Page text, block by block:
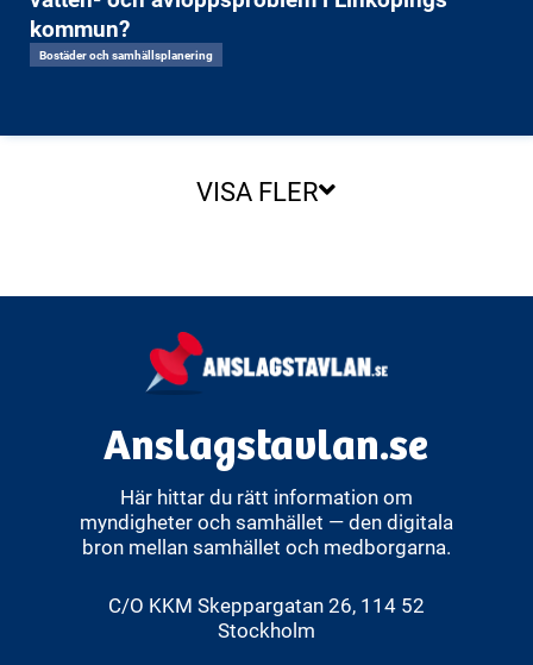
kommun?
Bostäder och samhällsplanering
VISA FLER
Anslagstavlan.se
Här hittar du rätt information om
myndigheter och samhället — den digitala
bron mellan samhället och medborgarna.
C/O KKM Skeppargatan 26, 114 52
Stockholm